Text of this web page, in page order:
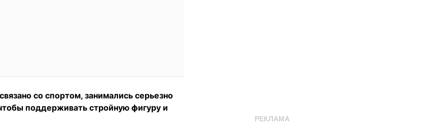
со спортом, занимались серьезно
поддерживать стройную фигуру и